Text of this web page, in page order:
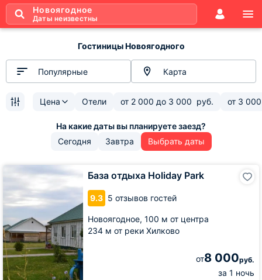
Новоягодное
Даты неизвестны
Гостиницы Новоягодного
Популярные Карта
Цена Отели от 2 000 до 3 000 руб. от 3 000
Сегодня Завтра Выбрать даты
База отдыха Holiday Park
9.3 5 отзывов гостей
Новоягодное, 100 м от центра
234 м от реки Хилково
от8 000руб.
за 1 ночь
Holiday
Park